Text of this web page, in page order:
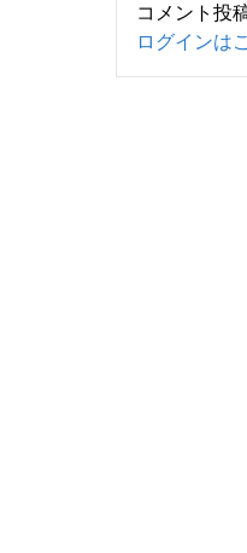
コメント投
ログインは